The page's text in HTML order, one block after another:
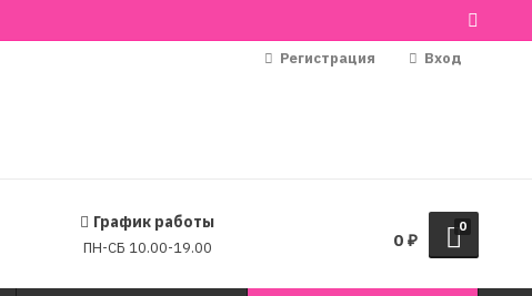
Регистрация Вход
График работы
ПН-СБ 10.00-19.00
0
0 ₽